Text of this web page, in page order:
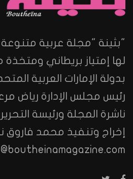
"بثينة "مجلة عربية
لها إمتياز بريطاني
بدولة الإمارات العربية
رئيس مجلس الإدارة رياض
ناشرة المجلة ورئيسة
إخراج وتنفيذ محمد فاروق